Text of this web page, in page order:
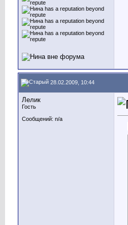
28.02.2009, 10:44
Лелик
Гость
Сообщений: n/a